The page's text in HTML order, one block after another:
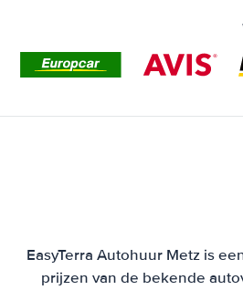
EasyTerra Autohuur Metz is
prijzen van de bekende